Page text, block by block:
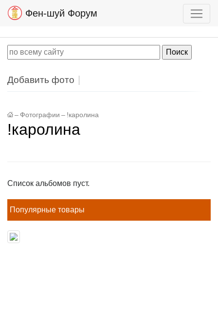
Фен-шуй Форум
Добавить фото
– Фотографии – !каролина
!каролина
Список альбомов пуст.
Популярные товары